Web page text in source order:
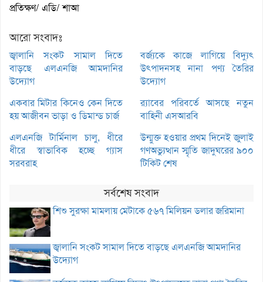
প্রতিক্ষণ/ এডি/ শাআ
আরো সংবাদঃ
জ্বালানি সংকট সামাল দিতে
বাড়ছে এলএনজি আমদানির
উদ্যোগ
বর্জ্যকে কাজে লাগিয়ে বিদ্যুৎ
উৎপাদনসহ নানা পণ্য তৈরির
উদ্যোগ
একবার মিটার কিনেও কেন দিতে
হয় আজীবন ভাড়া ও ডিমান্ড চার্জ
র‌্যাবের পরিবর্তে আসছে নতুন
বাহিনী এসআরবি
এলএনজি টার্মিনাল চালু, ধীরে
ধীরে স্বাভাবিক হচ্ছে গ্যাস
সরবরাহ
উন্মুক্ত হওয়ার প্রথম দিনেই জুলাই
গণঅভ্যুত্থান স্মৃতি জাদুঘরের ৯০০
টিকিট শেষ
সর্বশেষ সংবাদ
শিশু সুরক্ষা মামলায় মেটাকে ৫৬৭ মিলিয়ন ডলার জরিমানা
জ্বালানি সংকট সামাল দিতে বাড়ছে এলএনজি আমদানির
উদ্যোগ